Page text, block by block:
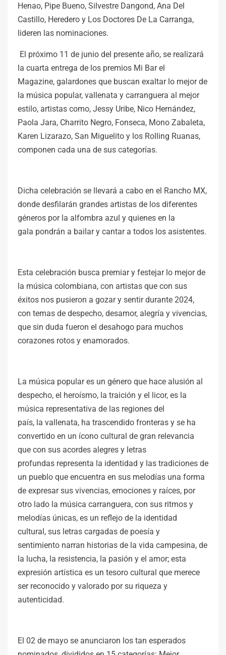
Henao, Pipe Bueno, Silvestre Dangond, Ana Del
Castillo, Heredero y Los Doctores De La Carranga,
lideren las nominaciones.
El próximo 11 de junio del presente año, se realizará
la cuarta entrega de los premios Mi Bar el
Magazine, galardones que buscan exaltar lo mejor de
la música popular, vallenata y carranguera al mejor
estilo, artistas como, Jessy Uribe, Nico Hernández,
Paola Jara, Charrito Negro, Fonseca, Mono Zabaleta,
Karen Lizarazo, San Miguelito y los Rolling Ruanas,
componen cada una de sus categorías.
Dicha celebración se llevará a cabo en el Rancho MX,
donde desfilarán grandes artistas de los diferentes
géneros por la alfombra azul y quienes en la
gala pondrán a bailar y cantar a todos los asistentes.
Esta celebración busca premiar y festejar lo mejor de
la música colombiana, con artistas que con sus
éxitos nos pusieron a gozar y sentir durante 2024,
con temas de despecho, desamor, alegría y vivencias,
que sin duda fueron el desahogo para muchos
corazones rotos y enamorados.
La música popular es un género que hace alusión al
despecho, el heroísmo, la traición y el licor, es la
música representativa de las regiones del
país, la vallenata, ha trascendido fronteras y se ha
convertido en un ícono cultural de gran relevancia
que con sus acordes alegres y letras
profundas representa la identidad y las tradiciones de
un pueblo que encuentra en sus melodías una forma
de expresar sus vivencias, emociones y raíces, por
otro lado la música carranguera, con sus ritmos y
melodías únicas, es un reflejo de la identidad
cultural, sus letras cargadas de poesía y
sentimiento narran historias de la vida campesina, de
la lucha, la resistencia, la pasión y el amor; esta
expresión artística es un tesoro cultural que merece
ser reconocido y valorado por su riqueza y
autenticidad.
El 02 de mayo se anunciaron los tan esperados